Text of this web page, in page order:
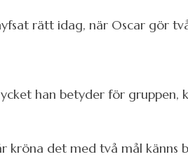
rätt idag, när Oscar gör
han betyder för gruppen,
kröna det med två mål känns